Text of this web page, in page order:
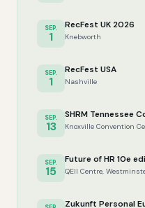
SEP.
1
RecFest UK 2026
Knebworth
SEP.
1
RecFest USA
Nashville
SEP.
13
SHRM Tennessee
Knoxville Convention
SEP.
15
Future of HR 10e
QEII Centre,
Zukunft Personal